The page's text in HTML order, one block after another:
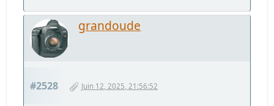
grandoude
#2528 Juin 12, 2025, 21:56:52